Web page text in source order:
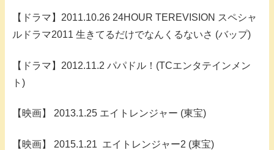
【ドラマ】2011.10.26 24HOUR TEREVISION スペシャ
ルドラマ2011 生きてるだけでなんくるないさ (バップ)
【ドラマ】2012.11.2 パパドル！(TCエンタテインメン
ト)
【映画】 2013.1.25 エイトレンジャー (東宝)
【映画】 2015.1.21 エイトレンジャー2 (東宝)